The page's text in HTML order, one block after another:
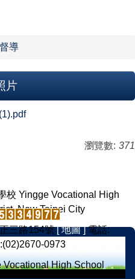
導
片
瀏覽數: 371
校 Yingge Vocational High
New Taipei City
三路154號[ 地圖 ]電話:
0973
High School